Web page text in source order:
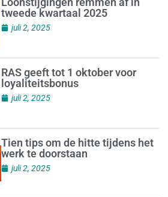
tweede kwartaal 2025
juli 2, 2025
RAS geeft tot 1 oktober voor
loyaliteitsbonus
juli 2, 2025
Tien tips om de hitte tijdens het
werk te doorstaan
juli 2, 2025